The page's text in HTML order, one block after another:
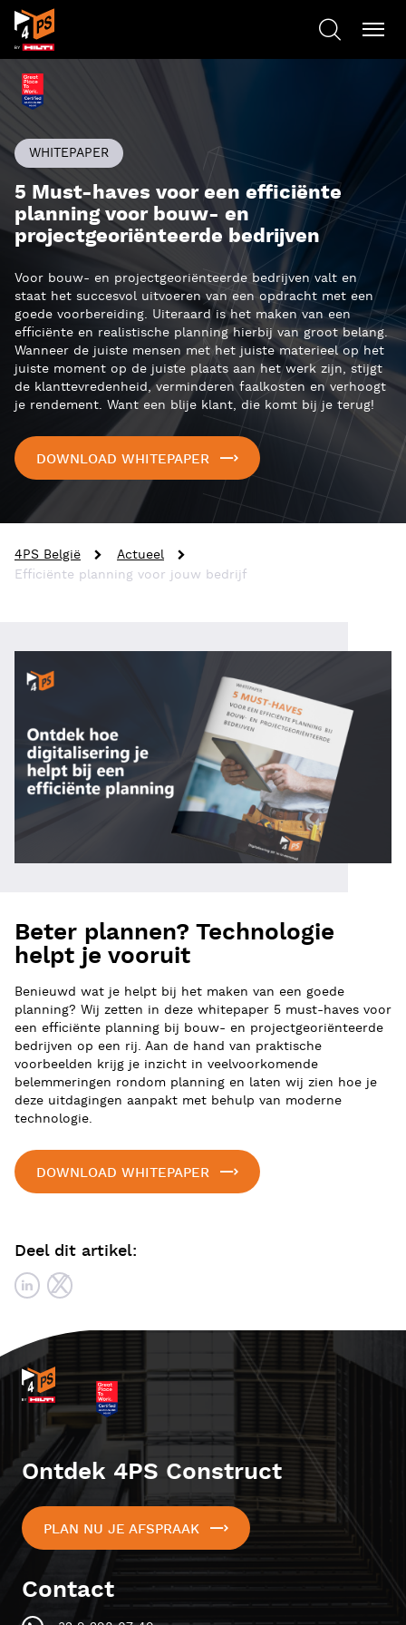
WHITEPAPER
5 Must-haves voor een efficiënte
planning voor bouw- en
projectgeoriënteerde bedrijven
Voor bouw- en projectgeoriënteerde bedrijven valt en
staat het succesvol uitvoeren van een opdracht met een
goede voorbereiding. Uiteraard is het maken van een
efficiënte en realistische planning hierbij van groot belang.
Wanneer de juiste mensen met het juiste materieel op het
juiste moment op de juiste plaats aan het werk zijn, stijgt
de klanttevredenheid, verminderen faalkosten en verhoogt
je rendement. Want een blije klant, die komt bij je terug!
DOWNLOAD WHITEPAPER
4PS België
Actueel
Efficiënte planning voor jouw bedrijf
Beter plannen? Technologie
helpt je vooruit
Benieuwd wat je helpt bij het maken van een goede
planning? Wij zetten in deze whitepaper 5 must-haves voor
een efficiënte planning bij bouw- en projectgeoriënteerde
bedrijven op een rij. Aan de hand van praktische
voorbeelden krijg je inzicht in veelvoorkomende
belemmeringen rondom planning en laten wij zien hoe je
deze uitdagingen aanpakt met behulp van moderne
technologie.
DOWNLOAD WHITEPAPER
Deel dit artikel:
Ontdek 4PS Construct
PLAN NU JE AFSPRAAK
Contact